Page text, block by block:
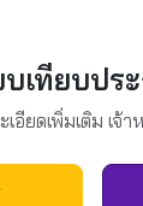
เทียบปร
อียดเพิ่มเติม เจ้